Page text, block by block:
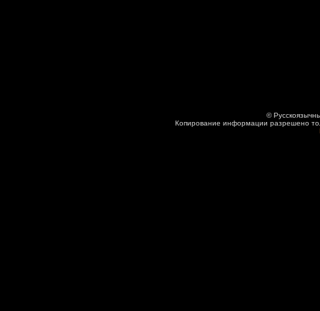
©
Копирование информации разрешено